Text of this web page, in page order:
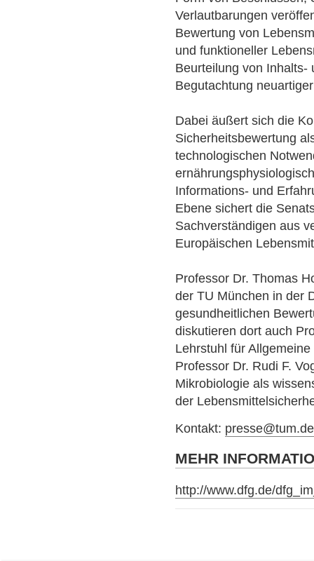
Verlautbarungen
Bewertung von
und funktioneller
Beurteilung von Inhalts-
Begutachtung
Dabei äußert sich die
Sicherheitsbewertung
technologischen
Informations- und
Ebene sichert die
Sachverständigen aus
Europäischen
Professor Dr. Thomas
der TU München in der
gesundheitlichen
diskutieren dort auch
Lehrstuhl für
Professor Dr. Rudi F.
Mikrobiologie als
der
Kontakt: presse@tum.de
MEHR
http://www.dfg.de/